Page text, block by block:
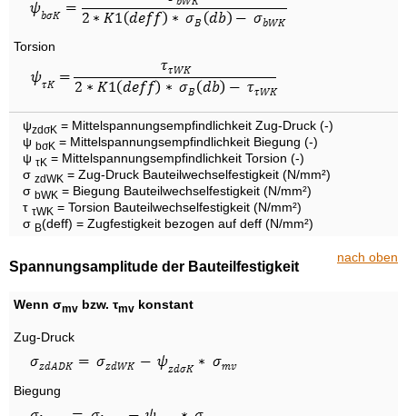
Torsion
ψzdσK = Mittelspannungsempfindlichkeit Zug-Druck (-)
ψ bσK = Mittelspannungsempfindlichkeit Biegung (-)
ψ τK = Mittelspannungsempfindlichkeit Torsion (-)
σ zdWK = Zug-Druck Bauteilwechselfestigkeit (N/mm²)
σ bWK = Biegung Bauteilwechselfestigkeit (N/mm²)
τ τWK = Torsion Bauteilwechselfestigkeit (N/mm²)
σ B(deff) = Zugfestigkeit bezogen auf deff (N/mm²)
nach oben
Spannungsamplitude der Bauteilfestigkeit
Wenn σmv bzw. τmv konstant
Zug-Druck
Biegung